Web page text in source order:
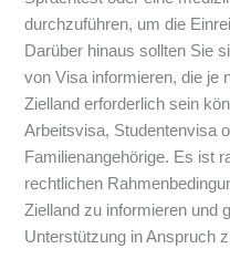
durchzuführen, um die
Darüber hinaus sollten Sie
von Visa informieren, die je
Zielland erforderlich sein
Arbeitsvisa, Studentenvisa
Familienangehörige. Es ist
rechtlichen
Zielland zu informieren und
Unterstützung in Anspruch